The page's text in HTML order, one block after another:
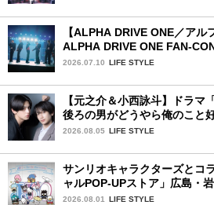
【ALPHA DRIVE ONE／ア
ALPHA DRIVE ONE FAN-
YOKOHAMA」1日目詳細レポ
2026.07.10 LIFE STYLE
【元之介＆小西詠斗】ドラマ
後ろの男がどうやら俺のこと
タビュー♡ 「自然と詠斗くん
2026.08.05 LIFE STYLE
サンリオキャラクターズとコ
ャルPOP-UPストア」広島・
2026.08.01 LIFE STYLE